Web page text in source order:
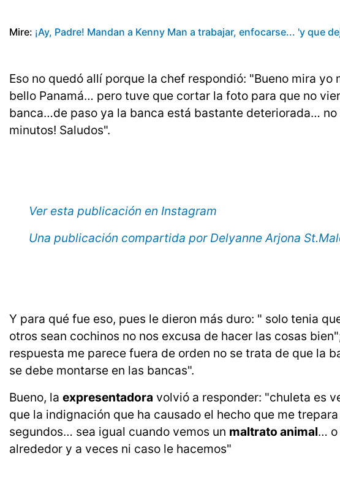
Mire: ¡Ay, Padre! Mandan a Kenny Man a trabajar, enfocarse... 'y que
Eso no quedó allí porque la chef respondió: "Bueno mira
bello Panamá… pero tuve que cortar la foto para que no
banca…de paso ya la banca está bastante deteriorada…
minutos! Saludos".
Ver esta publicación en Instagram
Una publicación compartida por Delyanne Arjona
Y para qué fue eso, pues le dieron más duro: " solo tenia
otros sean cochinos no nos excusa de hacer las cosas
respuesta me parece fuera de orden no se trata de que la
se debe montarse en las bancas".
Bueno, la expresentadora volvió a responder: "chuleta es
que la indignación que ha causado el hecho que me
segundos… sea igual cuando vemos un maltrato animal… o
alrededor y a veces ni caso le hacemos"